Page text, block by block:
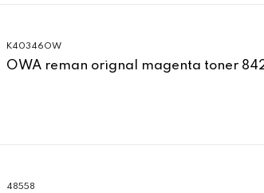
K40346OW
OWA reman orignal magenta toner
48558